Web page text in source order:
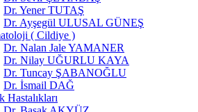
Dr. Yener TUTAŞ
Dr. Ayşegül ULUSAL GÜNEŞ
( Cildiye )
Dr. Nalan Jale YAMANER
Dr. Nilay UĞURLU KAYA
Dr. Tuncay ŞABANOĞLU
Dr. İsmail DAĞ
Hastalıkları